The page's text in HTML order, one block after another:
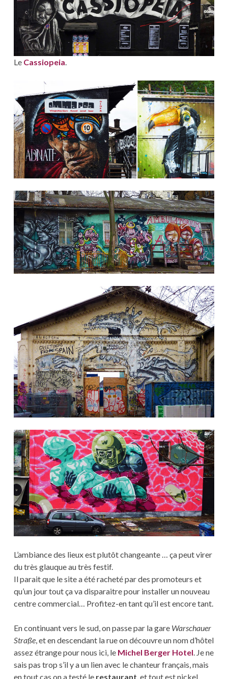
Le Cassiopeia
L’ambiance des lieux est plutôt changeante … ça peut virer
du très glauque au très festif.
Il parait que le site a été racheté par des promoteurs et
qu’un jour tout ça va disparaitre pour installer un nouveau
centre commercial… Profitez-en tant qu’il est encore tant.
En continuant vers le sud, on passe par la gare Warschauer
Straße, et en descendant la rue on découvre un nom d’hôtel
assez étrange pour nous ici, le Michel Berger Hotel. Je ne
sais pas trop s’il y a un lien avec le chanteur français, mais
en tout cas on a testé le restaurant, et tout est nickel,